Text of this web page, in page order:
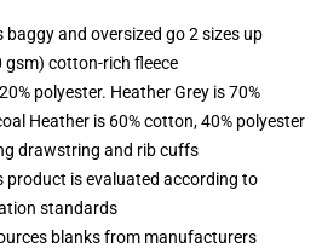
baggy and oversized go 2 sizes up
cotton-rich fleece
polyester. Heather Grey is 70%
Heather is 60% cotton, 40% polyester
drawstring and rib cuffs
is evaluated according to
standards
blanks from manufacturers